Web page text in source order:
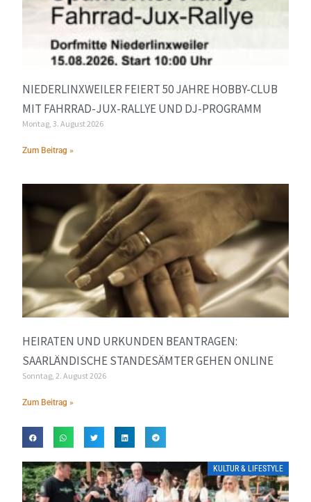
NIEDERLINXWEILER FEIERT 50 JAHRE HOBBY-CLUB
MIT FAHRRAD-JUX-RALLYE UND DJ-PROGRAMM
Montag, 3. August 2026
Zum Beitrag »
HEIRATEN UND URKUNDEN BEANTRAGEN:
SAARLÄNDISCHE STANDESÄMTER GEHEN ONLINE
Sonntag, 2. August 2026
Zum Beitrag »
KULTUR & LIFESTYLE